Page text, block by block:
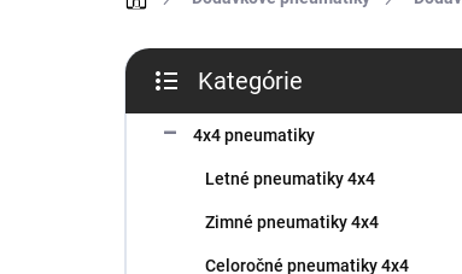
B
č
kategórie
Kategórie
4x4 pneumatiky
Letné pneumatiky 4x4
Zimné pneumatiky 4x4
Celoročné pneumatiky 4x4